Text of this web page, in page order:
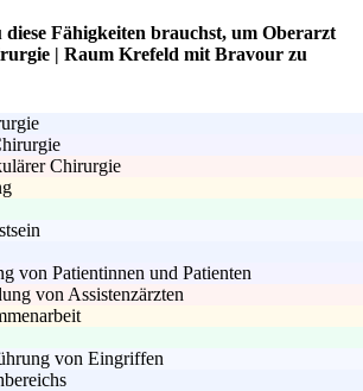
diese Fähigkeiten brauchst, um Oberarzt
| Raum Krefeld mit Bravour zu
Chirurgie
von Patientinnen und Patienten
von Assistenzärzten
von Eingriffen